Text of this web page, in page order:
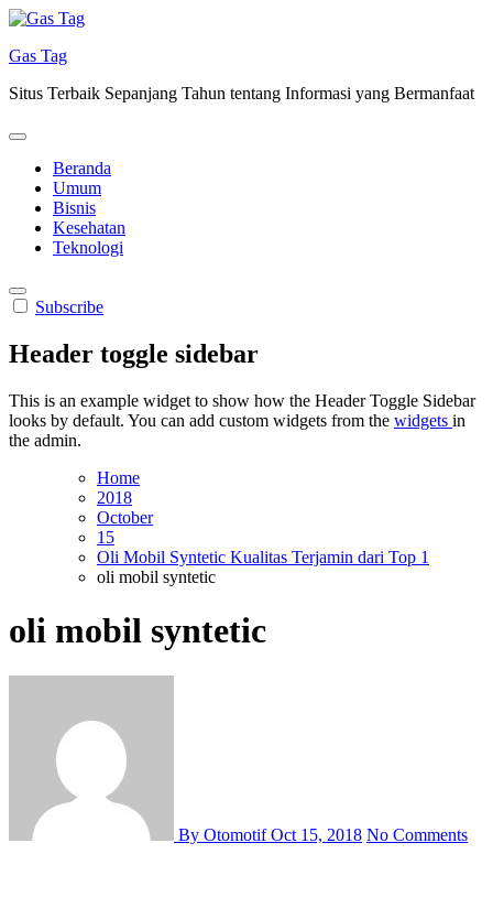
Skip
content
Gas Tag
Situs Terbaik Sepanjang Tahun tentang Informasi yang Bermanfaat
Beranda
Umum
Bisnis
Kesehatan
Teknologi
Subscribe
Header toggle sidebar
This is an example widget to show how the Header Toggle Sidebar
looks by default. You can add custom widgets from the widgets in
the admin.
Home
2018
October
15
Oli Mobil Syntetic Kualitas Terjamin dari Top 1
oli mobil syntetic
oli mobil syntetic
By OtomotifOct 15, 2018 No Comments